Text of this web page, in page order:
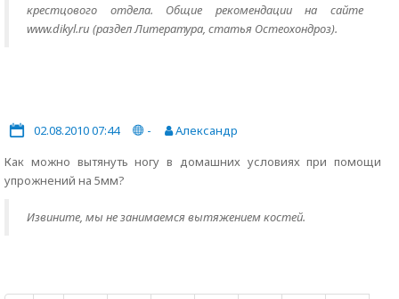
крестцового отдела. Общие рекомендации на сайте
www.dikyl.ru (раздел Литература, статья Остеохондроз).
02.08.2010 07:44 -
Александр
Как можно вытянуть ногу в домашних условиях при помощи
упрожнений на 5мм?
Извините, мы не занимаемся вытяжением костей.